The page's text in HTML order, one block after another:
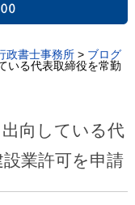
政書士事務所> ブログ
いる代表取締役を常勤
出向している代
業許可を申請